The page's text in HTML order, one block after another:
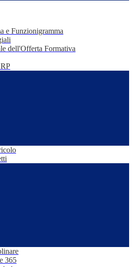
e Funzionigramma
dell'Offerta Formativa
365